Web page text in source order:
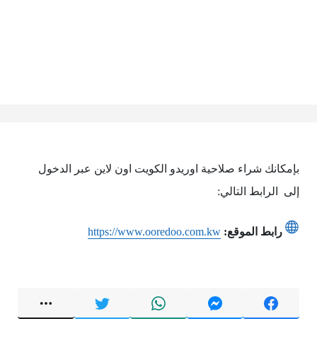
بإمكانك شراء صلاحية اوريدو الكويت اون لاين عبر الدخول
إلى الرابط التالي:
رابط الموقع: https://www.ooredoo.com.kw